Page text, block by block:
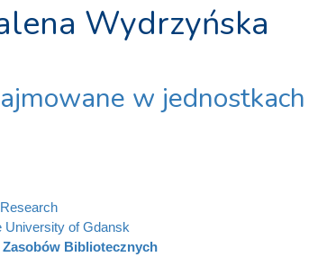
Wydrzyńska
w jednostkach
University of Gdansk
Zasobów Bibliotecznych